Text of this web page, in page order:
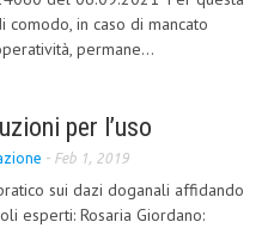
comodo, in caso di mancato
permane...
per l’uso
- Feb 1, 2019
sui dazi doganali affidando
esperti: Rosaria Giordano: